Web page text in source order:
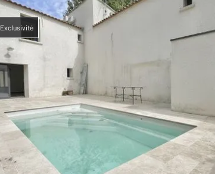
Exclusivité